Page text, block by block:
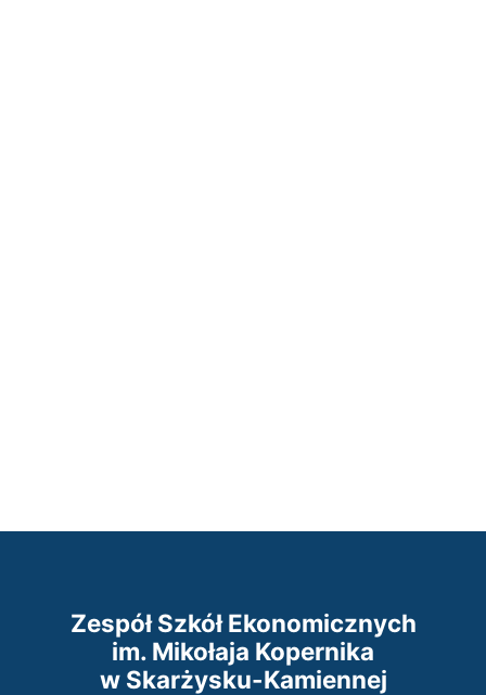
Zespół Szkół Ekonomicznych
im. Mikołaja Kopernika
w Skarżysku-Kamiennej